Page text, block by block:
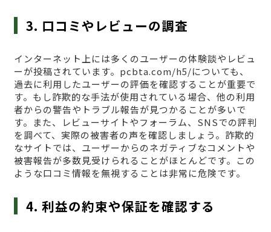
3. 口コミやレビューの調査
インターネット上には多くのユーザーの体験談やレビュ
ーが投稿されています。pcbta.com/h5/についても、
過去に利用したユーザーの評価を確認することが重要で
す。もし詐欺的な手法が使用されている場合、他の利用
者からの警告やトラブル報告が見つかることが多いで
す。また、レビューサイトやフォーラム、SNSでの評判
を調べて、実際の被害者の声を確認しましょう。詐欺的
なサイトでは、ユーザーからのネガティブなコメントや
被害報告が多数見受けられることがほとんどです。この
ような口コミ情報を無視することは非常に危険です。
4. 利益の約束や保証を確認する